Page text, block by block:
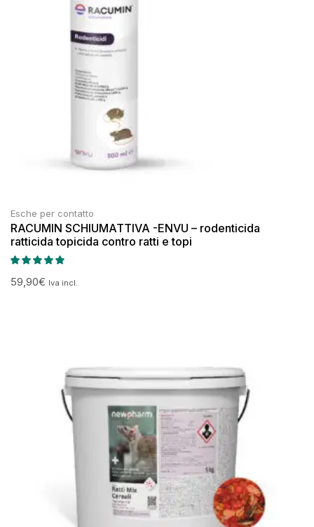
Esche per contatto
RACUMIN SCHIUMATTIVA -ENVU – rodenticida
ratticida topicida contro ratti e topi
59,90€ Iva incl.